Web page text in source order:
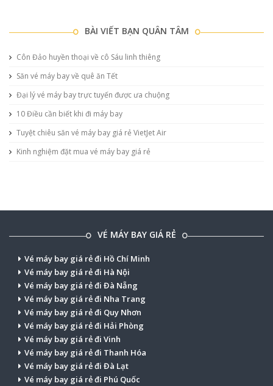
BÀI VIẾT BẠN QUÂN TÂM
Côn Đảo huyền thoại về cô Sáu linh thiêng
Săn vé máy bay về quê ăn Tết
Đại lý vé máy bay trực tuyến được ưa chuộng
10 Điều cần biết khi đi máy bay
Tuyệt chiêu săn vé máy bay giá rẻ VietJet Air
Kinh nghiệm đặt mua vé máy bay giá rẻ
VÉ MÁY BAY GIÁ RẺ
Vé máy bay giá rẻ đi Hồ Chí Minh
Vé máy bay giá rẻ đi Hà Nội
Vé máy bay giá rẻ đi Đà Nẵng
Vé máy bay giá rẻ đi Nha Trang
Vé máy bay giá rẻ đi Quy Nhơn
Vé máy bay giá rẻ đi Hải Phòng
Vé máy bay giá rẻ đi Vinh
Vé máy bay giá rẻ đi Thanh Hóa
Vé máy bay giá rẻ đi Đà Lạt
Vé máy bay giá rẻ đi Phú Quốc